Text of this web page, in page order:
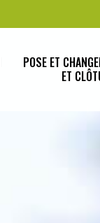
POSE ET
ET